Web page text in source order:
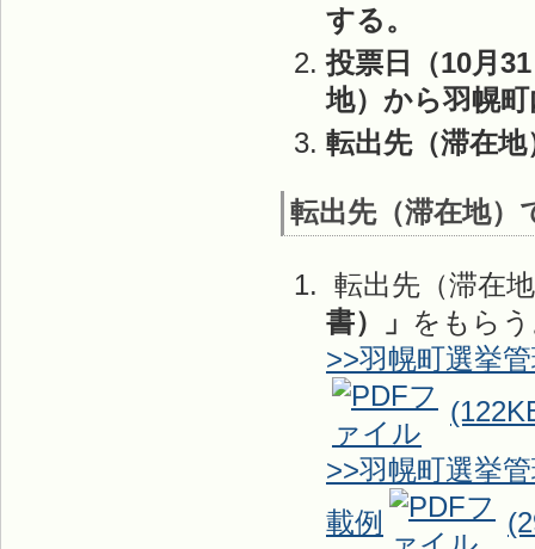
する。
投票日（10月
地）から羽幌
転出先（滞在
転出先（滞在地）
転出先（滞在
書）」 をもら
>>羽幌町選挙
>>羽幌町選挙
載例